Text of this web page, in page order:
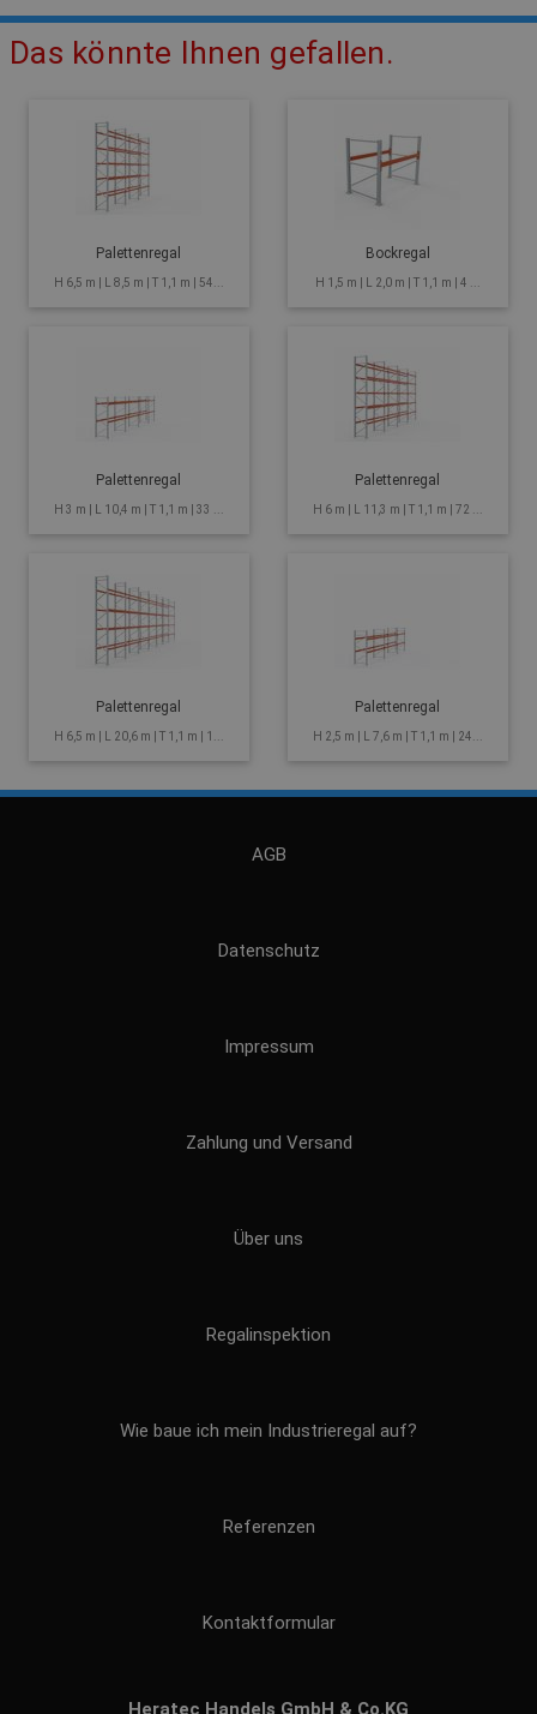
Das könnte Ihnen gefallen.
Palettenregal
H 6,5 m | L 8,5 m | T 1,1 m | 54...
Bockregal
H 1,5 m | L 2,0 m | T 1,1 m | 4 ...
Palettenregal
H 3 m | L 10,4 m | T 1,1 m | 33 ...
Palettenregal
H 6 m | L 11,3 m | T 1,1 m | 72 ...
Palettenregal
H 6,5 m | L 20,6 m | T 1,1 m | 1...
Palettenregal
H 2,5 m | L 7,6 m | T 1,1 m | 24...
AGB
Datenschutz
Impressum
Zahlung und Versand
Über uns
Regalinspektion
Wie baue ich mein Industrieregal auf?
Referenzen
Kontaktformular
Heratec Handels GmbH & Co.KG